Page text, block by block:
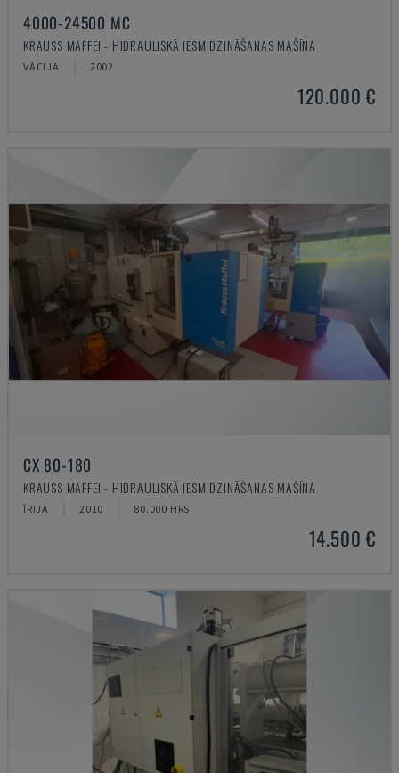
4000-24500 MC
KRAUSS MAFFEI - HIDRAULISKĀ IESMIDZINĀŠANAS MAŠĪNA
VĀCIJA 2002
120.000 €
CX 80-180
KRAUSS MAFFEI - HIDRAULISKĀ IESMIDZINĀŠANAS MAŠĪNA
ĪRIJA 2010 80.000 HRS
14.500 €